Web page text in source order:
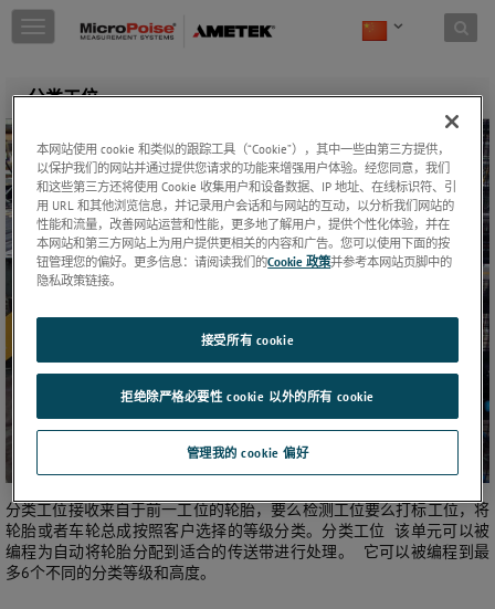
Skip to content
T
o
g
n
a
v
g
a
o
分类工位
分类工位接收来自于前一工位的轮胎，要么检测工位要么打标工位，将
轮胎或者车轮总成按照客户选择的等级分类。分类工位 该单元可以被
编程为自动将轮胎分配到适合的传送带进行处理。 它可以被编程到最
多6个不同的分类等级和高度。
本网站使用 cookie 和类似的跟踪工具（“Cookie”），其中一些由第三方提供，
以保护我们的网站并通过提供您请求的功能来增强用户体验。经您同意，我们
和这些第三方还将使用 Cookie 收集用户和设备数据、IP 地址、在线标识符、引
用 URL 和其他浏览信息，并记录用户会话和与网站的互动，以分析我们网站的
性能和流量，改善网站运营和性能，更多地了解用户，提供个性化体验，并在
本网站和第三方网站上为用户提供更相关的内容和广告。您可以使用下面的按
钮管理您的偏好。更多信息：请阅读我们的Cookie 政策并参考本网站页脚中的
隐私政策链接。
管理我的 cookie 偏好
拒绝除严格必要性 cookie 以外的所有 cookie
接受所有 cookie